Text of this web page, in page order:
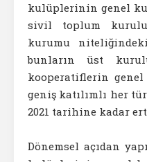
kulüplerinin genel
sivil toplum
kurumu
bunların üst
kooperatiflerin
geniş katılımlı her
2021 tarihine kadar
Dönemsel açıdan